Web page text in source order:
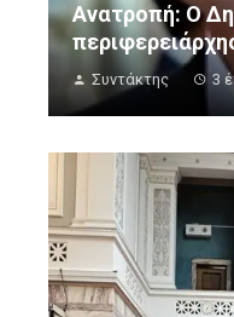
Ανατροπή: Ο
Συντάκτης 3